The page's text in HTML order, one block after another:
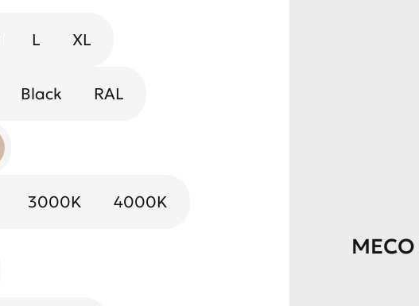
L XL
Black RAL
3000K 4000K
MECO